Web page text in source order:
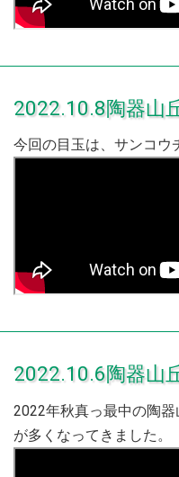
2022.10.8陶器山
今回の目玉は、サンコウ
2022.10.6陶器山
2022年秋真っ最中の陶
が多くなってきました。